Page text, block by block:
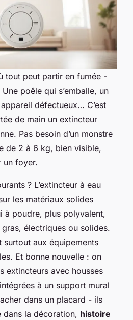
tout peut partir en fumée -
poêle qui s’emballe, un
défectueux… C’est
de main un extincteur
Pas besoin d’un monstre
de 2 à 6 kg, bien visible,
un foyer.
? L’extincteur à eau
les matériaux solides
à poudre, plus polyvalent,
électriques ou solides.
surtout aux équipements
Et bonne nouvelle : on
extincteurs avec housses
à un support mural
dans un placard - ils
la décoration, histoire